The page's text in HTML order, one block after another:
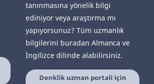
tanınmasına yönelik bilgi
ediniyor veya araştırma mı
yapıyorsunuz? Tüm uzmanlık
bilgilerini buradan Almanca ve
İngilizce dilinde alabilirsiniz.
Denklik uzman portali için